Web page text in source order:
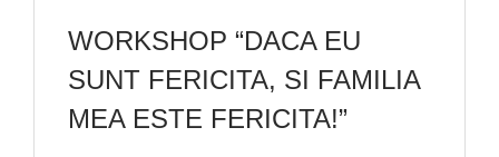
WORKSHOP “DACA EU
SUNT FERICITA, SI FAMILIA
MEA ESTE FERICITA!”